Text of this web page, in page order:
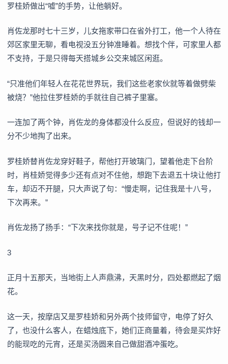
罗桂娇做出“嘘”的手势，让他躺好。
肖佐龙那时七十三岁，儿女拖家带口在省外打工，他一个人待在
郊区家里无聊，看电视没五分钟准睡着。想找个伴，可家里人都
不支持，于是只得每天搭城乡公交来城区闲逛。
“只准他们年轻人在花花世界玩，我们这些老家伙就等着做劈柴
被烧？”他拉住罗桂娇的手就往自己裤子里塞。
一连加了两个钟，肖佐龙的身体都没什么反应，但说好的钱却一
分不少地掏了出来。
罗桂娇替肖佐龙穿好鞋子，帮他打开玻璃门，望着他走下台阶
时，肖桂娇觉得多少还有点对不住他，想跑下去退五十块让他打
车，却迈不开腿，只大声说了句：“慢走啊，记住我是十八号，
下次再来。”
肖佐龙扬了扬手：“下次来找你就是，号子记不住呢！”
3
正月十五那天，当地街上人声鼎沸，天黑时分，四处都燃起了烟
花。
这一天，按摩店又是罗桂娇和另外两个技师留守，电停了好久
了，也没什么客人，在蜡烛底下，她们正商量着，待会是买炸好
的能现吃的元宵，还是买汤圆来自己做甜酒冲蛋吃。